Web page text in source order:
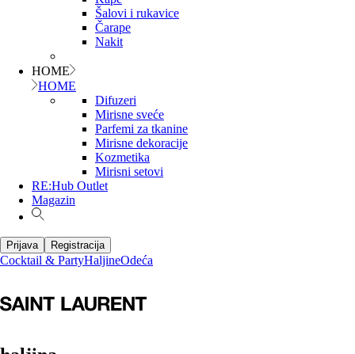
Šalovi i rukavice
Čarape
Nakit
HOME
HOME
Difuzeri
Mirisne sveće
Parfemi za tkanine
Mirisne dekoracije
Kozmetika
Mirisni setovi
RE:Hub Outlet
Magazin
Prijava Registracija
Cocktail & PartyHaljineOdeća